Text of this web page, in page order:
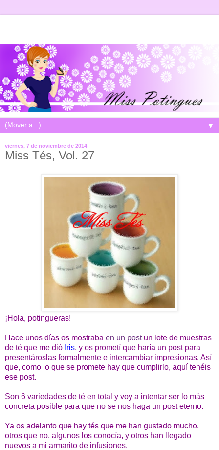
▼
viernes, 7 de noviembre de 2014
Miss Tés, Vol. 27
¡Hola, potingueras!
Hace unos días os mostraba en un postun lote de muestras
de té que me dió Iris, y os prometí que haría un post para
presentároslas formalmente e intercambiar impresionas. Así
que, como lo que se promete hay que cumplirlo, aquí tenéis
ese post.
Son 6 variedades de té en total y voy a intentar ser lo más
concreta posible para que no se nos haga un post eterno.
Ya os adelanto que hay tés que me han gustado mucho,
otros que no, algunos los conocía, y otros han llegado
nuevos a mi armarito de infusiones.